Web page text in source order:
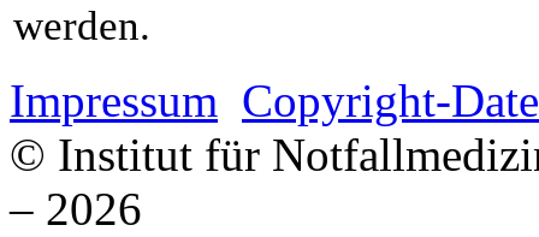
werden.
Impressum Copyright-
© Institut für
– 2026